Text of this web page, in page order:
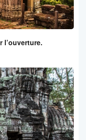
l’ouverture.